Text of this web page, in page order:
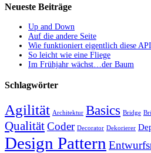
Neueste Beiträge
Up and Down
Auf die andere Seite
Wie funktioniert eigentlich diese
So leicht wie eine Fliege
Im Frühjahr wächst…der Baum
Schlagwörter
Agilität Architektur Basics Bridge
QualitätCoder Decorator Dekorierer
Design Pattern